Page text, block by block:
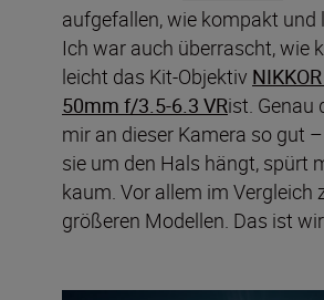
aufgefallen, wie kompakt und
Ich war auch überrascht, wie
leicht das Kit-Objektiv
50mm f/3.5-6.3 VRist. Genau
mir an dieser Kamera so gut
sie um den Hals hängt, spürt
kaum. Vor allem im Vergleich
größeren Modellen. Das ist